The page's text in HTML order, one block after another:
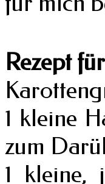
Rezept
1 kleine
zum
1 kleine,